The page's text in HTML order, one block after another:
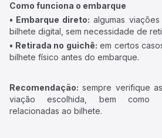
Como funciona o embarque
• Embarque direto: algumas
bilhete digital, sem necessidade de
• Retirada no guichê: em certos
bilhete físico antes do embarque.
Recomendação: sempre verifique
viação escolhida, bem como
relacionadas ao bilhete.